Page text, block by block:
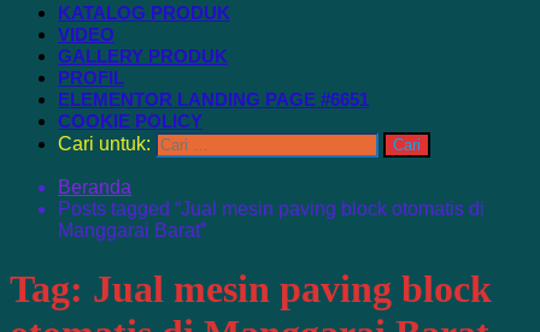
KATALOG PRODUK
VIDEO
GALLERY PRODUK
PROFIL
ELEMENTOR LANDING PAGE #6651
COOKIE POLICY
Cari untuk:
Beranda
Posts tagged “Jual mesin paving block otomatis di
Manggarai Barat”
Tag: Jual mesin paving block